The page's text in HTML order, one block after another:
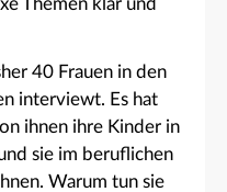
Themen klar und
40 Frauen in den
interviewt. Es hat
ihnen ihre Kinder in
sie im beruflichen
Warum tun sie